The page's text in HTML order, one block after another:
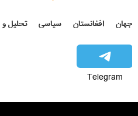
جهان افغانستان سیاسی تحلیل و
Telegram